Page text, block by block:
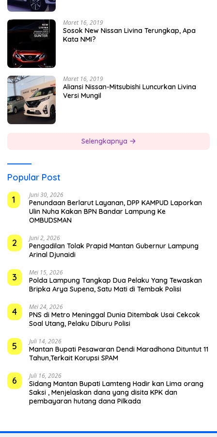
Maret 16, 2019
Sosok New Nissan Livina Terungkap, Apa
Kata NMI?
Maret 16, 2019
Aliansi Nissan-Mitsubishi Luncurkan Livina
Versi Mungil
Selengkapnya
Popular Post
1
Juni 30, 2026
Penundaan Berlarut Layanan, DPP KAMPUD Laporkan
Ulin Nuha Kakan BPN Bandar Lampung Ke
OMBUDSMAN
2 Juni 2, 2026
Pengadilan Tolak Prapid Mantan Gubernur Lampung
Arinal Djunaidi
3 Mei 15, 2026
Polda Lampung Tangkap Dua Pelaku Yang Tewaskan
Bripka Arya Supena, Satu Mati di Tembak Polisi
4 Mei 24, 2026
PNS di Metro Meninggal Dunia Ditembak Usai Cekcok
Soal Utang, Pelaku Diburu Polisi
5 Juli 14, 2026
Mantan Bupati Pesawaran Dendi Maradhona Dituntut 11
Tahun,Terkait Korupsi SPAM
6 Juli 16, 2026
Sidang Mantan Bupati Lamteng Hadir kan Lima orang
Saksi , Menjelaskan dana yang disita KPK dan
pembayaran hutang dana Pilkada